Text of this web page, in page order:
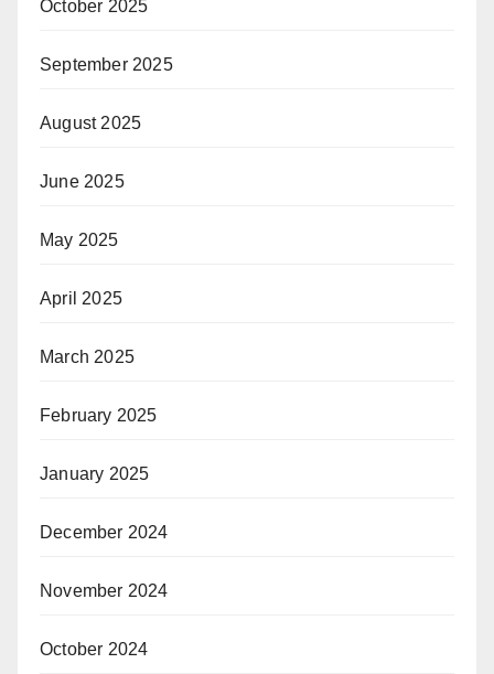
October 2025
September 2025
August 2025
June 2025
May 2025
April 2025
March 2025
February 2025
January 2025
December 2024
November 2024
October 2024